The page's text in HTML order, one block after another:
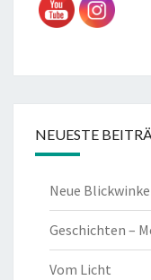
NEUESTE
Neue
Geschichten –
Vom Licht